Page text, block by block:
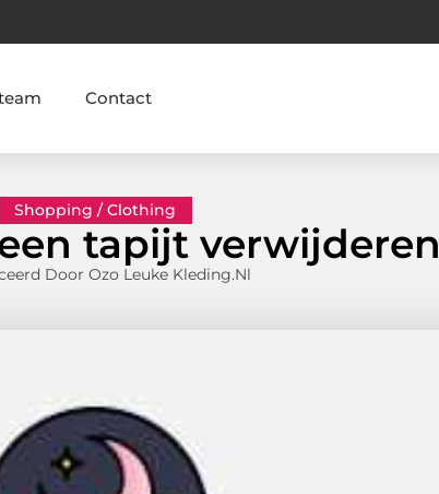
Contact
Shopping / Clothing
tapijt verwijderen
Door Ozo Leuke Kleding.nl